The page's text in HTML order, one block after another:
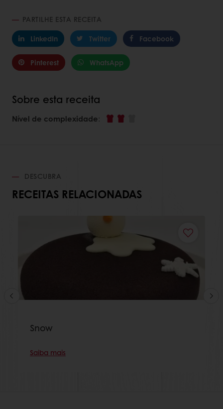
PARTILHE ESTA RECEITA
LinkedIn
Twitter Facebook
Pinterest WhatsApp
Sobre esta receita
Nível de complexidade:
DESCUBRA
RECEITAS RELACIONADAS
Snow
Saiba mais